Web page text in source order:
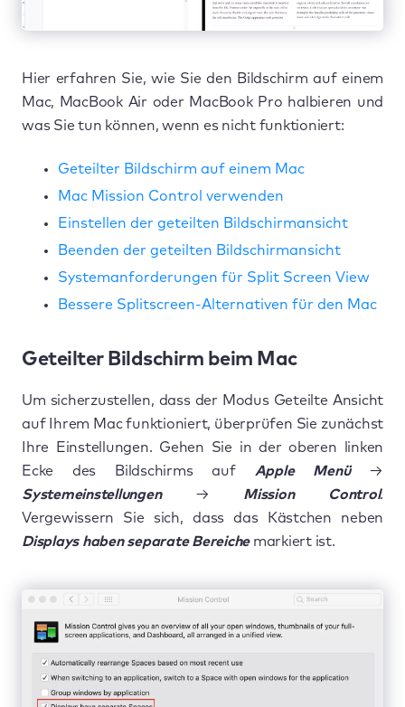
Hier erfahren Sie, wie Sie den Bildschirm auf einem
Mac, MacBook Air oder MacBook Pro halbieren und
was Sie tun können, wenn es nicht funktioniert:
Geteilter Bildschirm auf einem Mac
Mac Mission Control verwenden
Einstellen der geteilten Bildschirmansicht
Beenden der geteilten Bildschirmansicht
Systemanforderungen für Split Screen View
Bessere Splitscreen-Alternativen für den Mac
Geteilter Bildschirm beim Mac
Um sicherzustellen, dass der Modus Geteilte Ansicht
auf Ihrem Mac funktioniert, überprüfen Sie zunächst
Ihre Einstellungen. Gehen Sie in der oberen linken
Ecke des Bildschirms auf Apple Menü→
Systemeinstellungen → Mission Control.
Vergewissern Sie sich, dass das Kästchen neben
Displays haben separate Bereichemarkiert ist.